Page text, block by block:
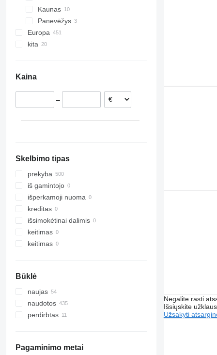
S-Class
Sprinter
Travego
Unimog
T-series
Trafic
Touran
Transporter
XC
Kaunas
Panevėžys
Europa
Vokietija
Italija
kita
Kaina
–
Skelbimo tipas
prekyba
iš gamintojo
išperkamoji nuoma
kreditas
išsimokėtinai dalimis
keitimas
keitimas
Būklė
naujas
naudotos
perdirbtas
Pagaminimo metai
Negalite rasti
Išsiųskite
Užsakyti